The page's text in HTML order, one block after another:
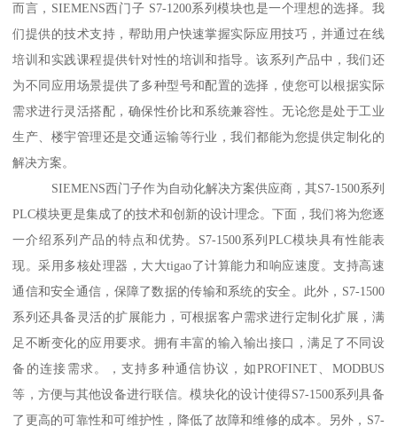
而言，SIEMENS西门子 S7-1200系列模块也是一个理想的选择。我
们提供的技术支持，帮助用户快速掌握实际应用技巧，并通过在线
培训和实践课程提供针对性的培训和指导。该系列产品中，我们还
为不同应用场景提供了多种型号和配置的选择，使您可以根据实际
需求进行灵活搭配，确保性价比和系统兼容性。无论您是处于工业
生产、楼宇管理还是交通运输等行业，我们都能为您提供定制化的
解决方案。
SIEMENS西门子作为自动化解决方案供应商，其S7-1500系列
PLC模块更是集成了的技术和创新的设计理念。下面，我们将为您逐
一介绍系列产品的特点和优势。S7-1500系列PLC模块具有性能表
现。采用多核处理器，大大tigao了计算能力和响应速度。支持高速
通信和安全通信，保障了数据的传输和系统的安全。此外，S7-1500
系列还具备灵活的扩展能力，可根据客户需求进行定制化扩展，满
足不断变化的应用要求。拥有丰富的输入输出接口，满足了不同设
备的连接需求。，支持多种通信协议，如PROFINET、MODBUS
等，方便与其他设备进行联信。模块化的设计使得S7-1500系列具备
了更高的可靠性和可维护性，降低了故障和维修的成本。另外，S7-